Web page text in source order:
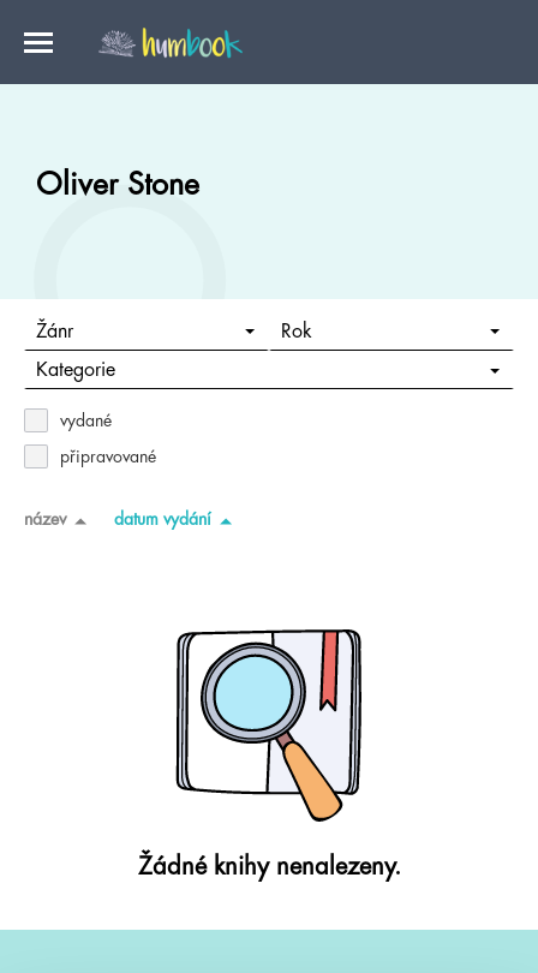
Oliver Stone
Žánr Rok
Kategorie
vydané
připravované
název datum vydání
Žádné knihy nenalezeny.